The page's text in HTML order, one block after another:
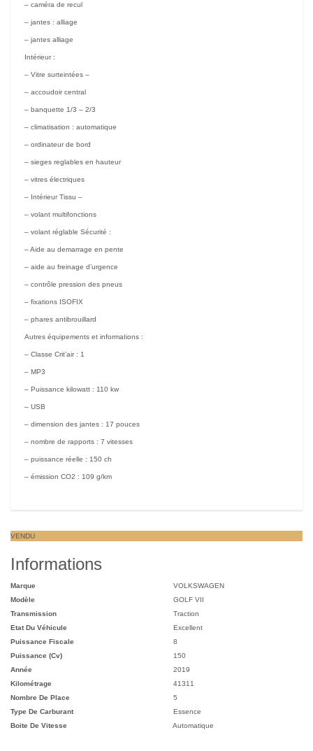
– caméra de recul
– jantes : alliage
– jantes alliage
Intérieur :
– Vitre surteintées –
– accoudoir central
– banquette 1/3 – 2/3
– climatisation : automatique
– ordinateur de bord
– sieges reglables en hauteur
– vitres électriques
– Intérieur Tissu –
– volant multifonctions
– volant réglable Sécurité :
– Aide au demarrage en pente
– aide au freinage d’urgence
– contrôle pression des pneus
– fixations ISOFIX
– phares antibrouillard
Autres équipements et informations :
– Classe Crit’air : 1
– MP3
– Puissance kilowatt : 110 kw
– USB
– dimension des jantes : 17 pouces
– nombre de rapports : 7 vitesses
– puissance réelle : 150 ch
– émission CO2 : 109 g/km
VENDU
Informations
Marque
VOLKSWAGEN
Modèle
GOLF VII
Transmission
Traction
Etat Du Véhicule
Excellent
Puissance Fiscale
8
Puissance (cv)
150
Année
2019
Kilométrage
41311
Nombre De Place
5
Type De Carburant
Essence
Boite De Vitesse
Automatique